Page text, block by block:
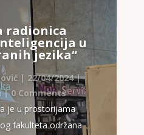
radionica
u
jezika“
| 22/04/2024|
| 0 Comments
je u prostorijama
fakulteta održana